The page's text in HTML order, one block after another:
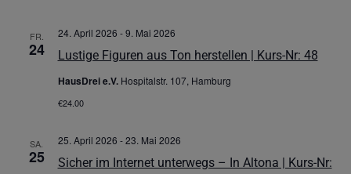
FR.
24 Lustige Figuren aus Ton herstellen | Kurs-Nr: 48
24. April 2026 -9. Mai 2026
HausDrei e.V. Hospitalstr. 107, Hamburg
€24.00
SA.
25
Sicher im Internet unterwegs – In Altona | Kurs-Nr:
25. April 2026 -23. Mai 2026